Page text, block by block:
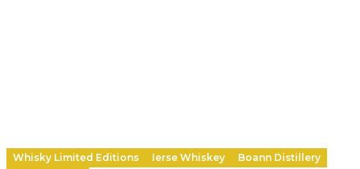
Whisky Limited Editions Ierse Whiskey
Boann Distillery